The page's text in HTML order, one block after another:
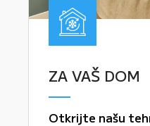
ZA VAŠ DOM
Otkrijte našu